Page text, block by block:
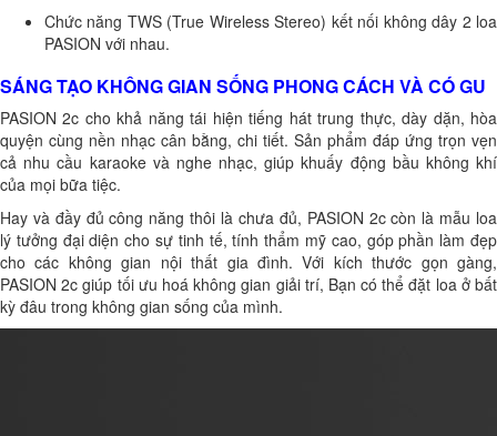
Chức năng TWS (True Wireless Stereo) kết nối không dây 2 loa
PASION với nhau.
SÁNG TẠO KHÔNG GIAN SỐNG PHONG CÁCH VÀ CÓ GU
PASION 2c cho khả năng tái hiện tiếng hát trung thực, dày dặn, hòa
quyện cùng nền nhạc cân bằng, chi tiết. Sản phẩm đáp ứng trọn vẹn
cả nhu cầu karaoke và nghe nhạc, giúp khuấy động bầu không khí
của mọi bữa tiệc.
Hay và đầy đủ công năng thôi là chưa đủ, PASION 2c còn là mẫu loa
lý tưởng đại diện cho sự tinh tế, tính thẩm mỹ cao, góp phần làm đẹp
cho các không gian nội thất gia đình. Với kích thước gọn gàng,
PASION 2c giúp tối ưu hoá không gian giải trí, Bạn có thể đặt loa ở bất
kỳ đâu trong không gian sống của mình.